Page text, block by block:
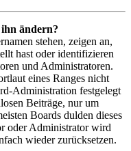
ändern?
stehen, zeigen an,
hast oder identifizieren
und Administratoren.
eines Ranges nicht
Administration festgelegt
Beiträge, nur um
Boards dulden dieses
oder Administrator wird
wieder zurücksetzen.